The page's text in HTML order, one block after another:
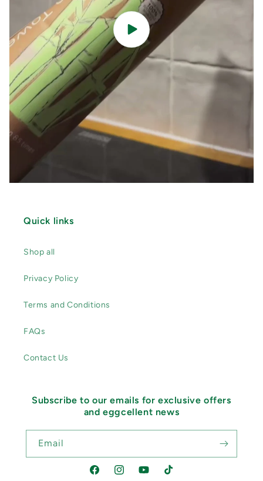
Quick links
Shop all
Privacy Policy
Terms and Conditions
FAQs
Contact Us
Subscribe to our emails for exclusive offers
and eggcellent news
Email
FacebookInstagramYouTubeTikTok